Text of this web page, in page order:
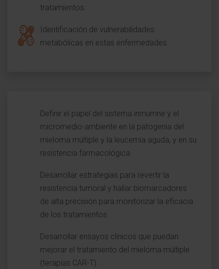
tratamientos.
Identificación de vulnerabilidades
metabólicas en estas enfermedades.
Definir el papel del sistema inmumne y el
micromedio-ambiente en la patogenia del
mieloma múltiple y la leucemia aguda, y en su
resistencia farmacológica.
Desarrollar estrategias para revertir la
resistencia tumoral y hallar biomarcadores
de alta precisión para monitorizar la eficacia
de los tratamientos.
Desarrollar ensayos clínicos que puedan
mejorar el tratamiento del mieloma múltiple
(terapias CAR-T).